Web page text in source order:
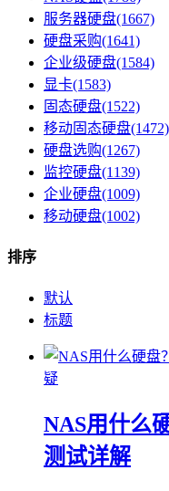
服务器硬盘(1667)
硬盘采购(1641)
企业级硬盘(1584)
显卡(1583)
固态硬盘(1522)
移动固态硬盘(1472)
硬盘选购(1267)
监控硬盘(1139)
企业硬盘(1009)
移动硬盘(1002)
排序
默认
标题
疑
NAS用什么
测试详解